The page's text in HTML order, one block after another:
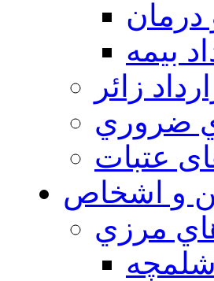
درمان
بیمه
زائر
ضروري
عتبات
و اشخاص
مرزي